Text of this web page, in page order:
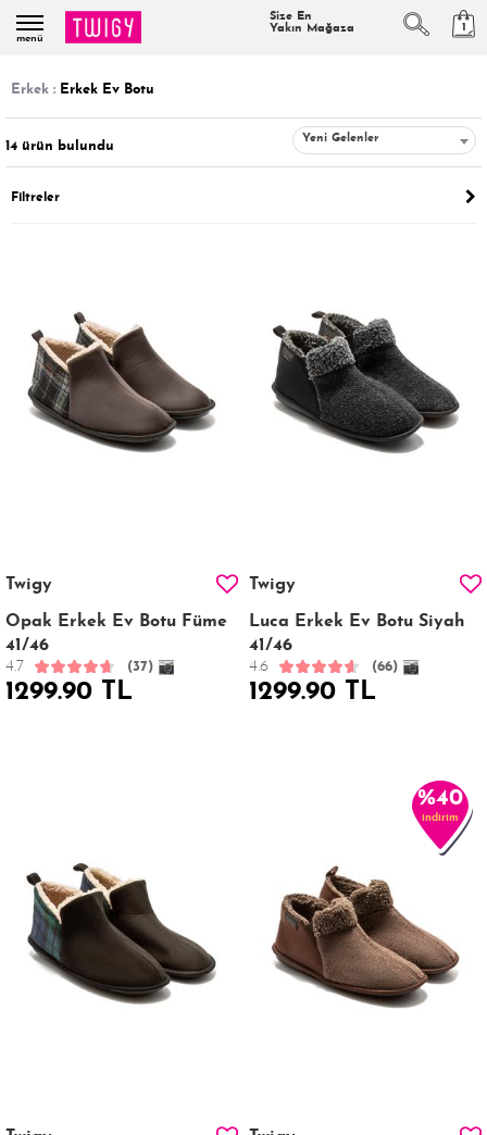
menü
Size En
Yakın Mağaza
1
erkek : Erkek Ev Botu
14 ürün bulundu
Yeni Gelenler
Filtreler
Twigy
Opak Erkek Ev Botu Füme
41/46
4.7 (37)
1299.90 TL
Twigy
Luca Erkek Ev Botu Siyah
41/46
4.6 (66)
1299.90 TL
%40
indirim